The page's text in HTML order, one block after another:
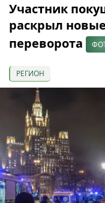
Участник
раскрыл
переворота
РЕГИОН